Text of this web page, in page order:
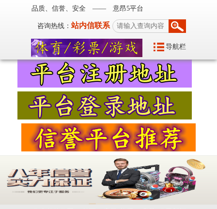
品质、信誉、安全 —— 意昂5平台
咨询热线：站内信联系
导航栏